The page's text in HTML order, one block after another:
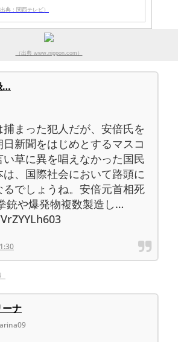
出典：関西テレビ）
（出典 www.nippon.com）
…
まった犯人だが、安倍氏を
日新聞をはじめとするマスコ
い草に異を唱えなかった国民
、国際社会において路頭に
でしょうね。安倍元首相死
銃や爆発物複数製造し…
ーナ